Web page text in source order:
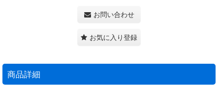
お問い合わせ
お気に入り登録
商品詳細